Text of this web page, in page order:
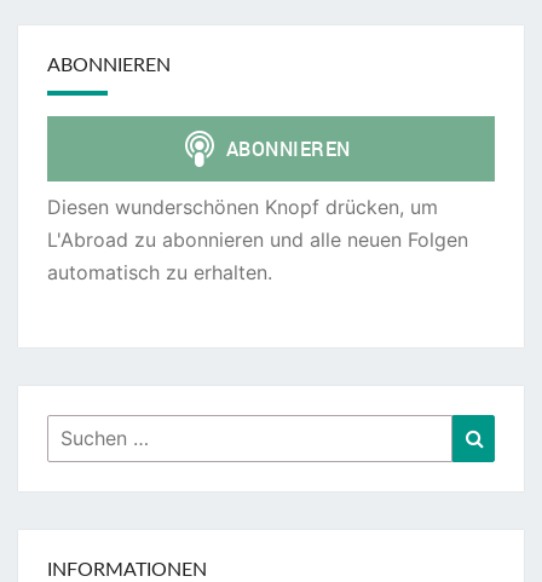
ABONNIEREN
Diesen wunderschönen Knopf drücken, um
L'Abroad zu abonnieren und alle neuen Folgen
automatisch zu erhalten.
Suchen
nach:
INFORMATIONEN